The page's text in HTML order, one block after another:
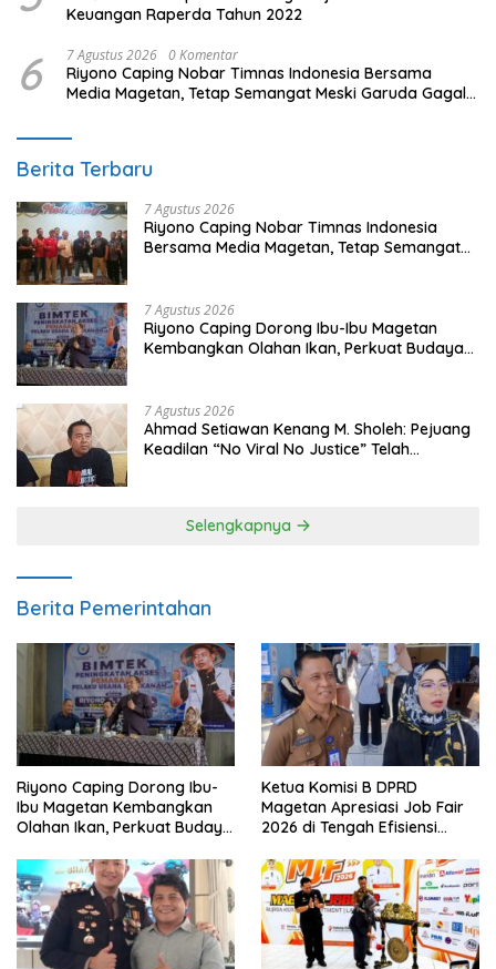
Keuangan Raperda Tahun 2022
6 7 Agustus 2026 0 Komentar
Riyono Caping Nobar Timnas Indonesia Bersama
Media Magetan, Tetap Semangat Meski Garuda Gagal
Berita Terbaru
7 Agustus 2026
Riyono Caping Nobar Timnas Indonesia
Bersama Media Magetan, Tetap Semangat
7 Agustus 2026
Riyono Caping Dorong Ibu-Ibu Magetan
Kembangkan Olahan Ikan, Perkuat Budaya
7 Agustus 2026
Ahmad Setiawan Kenang M. Sholeh: Pejuang
Keadilan “No Viral No Justice” Telah
Selengkapnya
Berita Pemerintahan
Riyono Caping Dorong Ibu-
Ibu Magetan Kembangkan
Olahan Ikan, Perkuat Budaya
Ketua Komisi B DPRD
Magetan Apresiasi Job Fair
2026 di Tengah Efisiensi